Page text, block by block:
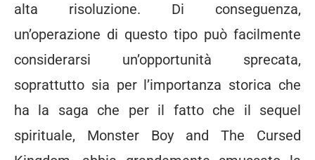
alta risoluzione. Di conseguenza,
un’operazione di questo tipo può facilmente
considerarsi un’opportunità sprecata,
soprattutto sia per l’importanza storica che
ha la saga che per il fatto che il sequel
spirituale, Monster Boy and The Cursed